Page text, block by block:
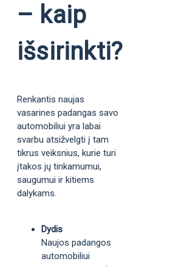
– kaip
išsirinkti?
Renkantis naujas
vasarines padangas savo
automobiliui yra labai
svarbu atsižvelgti į tam
tikrus veiksnius, kurie turi
įtakos jų tinkamumui,
saugumui ir kitiems
dalykams.
Dydis
Naujos padangos
automobiliui